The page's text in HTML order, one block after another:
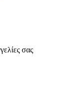
σας